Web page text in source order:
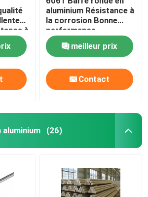
de contrôleur
pour aéronefs
à
aluminium Résistance à
la corrosion Bonne
performance
industrielle
meilleur prix
Contact
aluminium (26)